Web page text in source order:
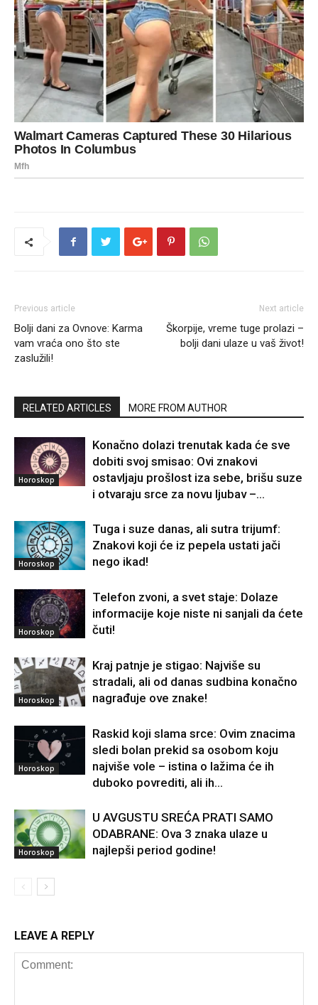
Previous article
Bolji dani za Ovnove: Karma
vam vraća ono što ste
zaslužili!
Next article
Škorpije, vreme tuge prolazi –
bolji dani ulaze u vaš život!
RELATED ARTICLES MORE FROM AUTHOR
Horoskop
Konačno dolazi trenutak kada će sve
dobiti svoj smisao: Ovi znakovi
ostavljaju prošlost iza sebe, brišu suze
i otvaraju srce za novu ljubav –...
Horoskop
Tuga i suze danas, ali sutra trijumf:
Znakovi koji će iz pepela ustati jači
nego ikad!
Horoskop
Telefon zvoni, a svet staje: Dolaze
informacije koje niste ni sanjali da ćete
čuti!
Horoskop
Kraj patnje je stigao: Najviše su
stradali, ali od danas sudbina konačno
nagrađuje ove znake!
Horoskop
Raskid koji slama srce: Ovim znacima
sledi bolan prekid sa osobom koju
najviše vole – istina o lažima će ih
duboko povrediti, ali ih...
Horoskop
U AVGUSTU SREĆA PRATI SAMO
ODABRANE: Ova 3 znaka ulaze u
najlepši period godine!
LEAVE A REPLY